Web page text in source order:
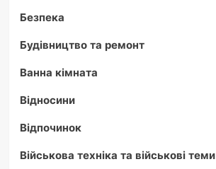
Безпека
Будівництво та ремонт
Ванна кімната
Відносини
Відпочинок
Військова техніка та військові теми